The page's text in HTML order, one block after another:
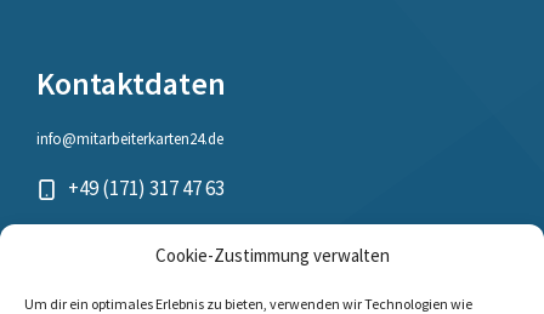
Cookie-Zustimmung verwalten
Um dir ein optimales Erlebnis zu bieten, verwenden wir Technologien wie
Kontaktdaten
info@mitarbeiterkarten24.de
+49 (171) 317 47 63